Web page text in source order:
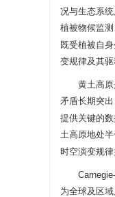
况与生态系
植被物候监
既受植被自
变规律及其
黄土高
矛盾长期突
提供关键的
土高原地处
时空演变规
为全球及区